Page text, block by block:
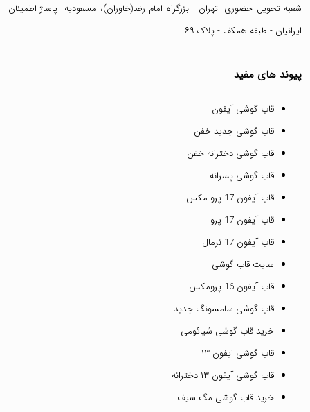
شعبه تحویل حضوری- تهران - بزرگراه امام رضا(خاوران)، مسعودیه -پاساژ اطمینان
ایرانیان - طبقه همکف - پلاک ۶۹
پیوند های مفید
قاب گوشی آیفون
قاب گوشی جدید خفن
قاب گوشی دخترانه خفن
قاب گوشی پسرانه
قاب آیفون 17 پرو مکس
قاب آیفون 17 پرو
قاب آیفون 17 نرمال
سایت قاب گوشی
قاب آیفون 16 پرومکس
قاب گوشی سامسونگ جدید
خرید قاب گوشی شیائومی
قاب گوشی ایفون ۱۳
قاب گوشی آیفون ۱۳ دخترانه
خرید قاب گوشی مگ سیف